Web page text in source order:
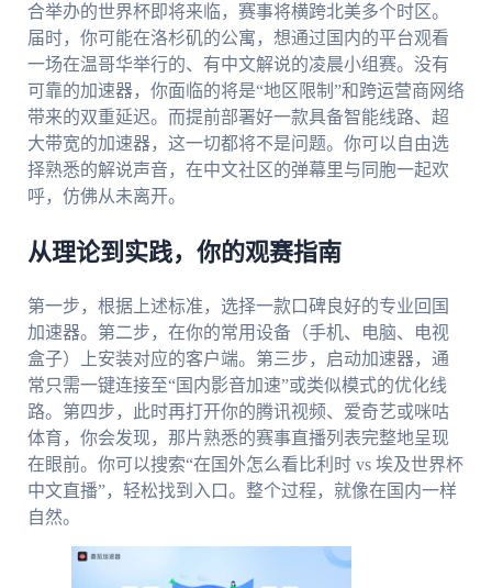
合举办的世界杯即将来临，赛事将横跨北美多个时区。
届时，你可能在洛杉矶的公寓，想通过国内的平台观看
一场在温哥华举行的、有中文解说的凌晨小组赛。没有
可靠的加速器，你面临的将是“地区限制”和跨运营商网络
带来的双重延迟。而提前部署好一款具备智能线路、超
大带宽的加速器，这一切都将不是问题。你可以自由选
择熟悉的解说声音，在中文社区的弹幕里与同胞一起欢
呼，仿佛从未离开。
从理论到实践，你的观赛指南
第一步，根据上述标准，选择一款口碑良好的专业回国
加速器。第二步，在你的常用设备（手机、电脑、电视
盒子）上安装对应的客户端。第三步，启动加速器，通
常只需一键连接至“国内影音加速”或类似模式的优化线
路。第四步，此时再打开你的腾讯视频、爱奇艺或咪咕
体育，你会发现，那片熟悉的赛事直播列表完整地呈现
在眼前。你可以搜索“在国外怎么看比利时 vs 埃及世界杯
中文直播”，轻松找到入口。整个过程，就像在国内一样
自然。